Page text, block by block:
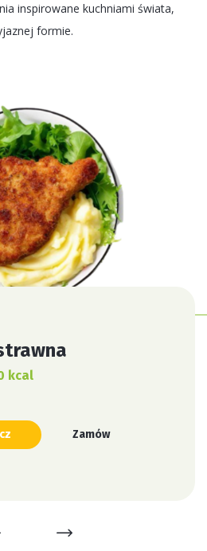
inspirowane kuchniami świata,
formie.
kcal
Zamów